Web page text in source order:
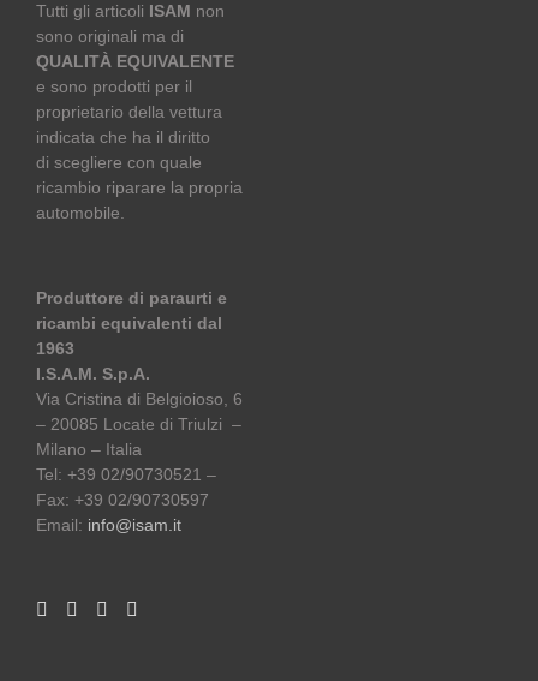
Tutti gli articoli ISAM non
sono originali ma di
QUALITÀ EQUIVALENTE
e sono prodotti per il
proprietario della vettura
indicata che ha il diritto
di scegliere con quale
ricambio riparare la propria
automobile.
Produttore di paraurti e
ricambi equivalenti dal
1963
I.S.A.M. S.p.A.
Via Cristina di Belgioioso, 6
– 20085 Locate di Triulzi –
Milano – Italia
Tel: +39 02/90730521 –
Fax: +39 02/90730597
Email: info@isam.it